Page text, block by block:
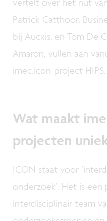
Patrick Catthoor,
bij Aucxis, en Tom De
Amaron, vullen aan
imec.icon-project HIPS.
Wat maakt
projecten
ICON staat voor
onderzoek’. Het is
interdisciplinair team